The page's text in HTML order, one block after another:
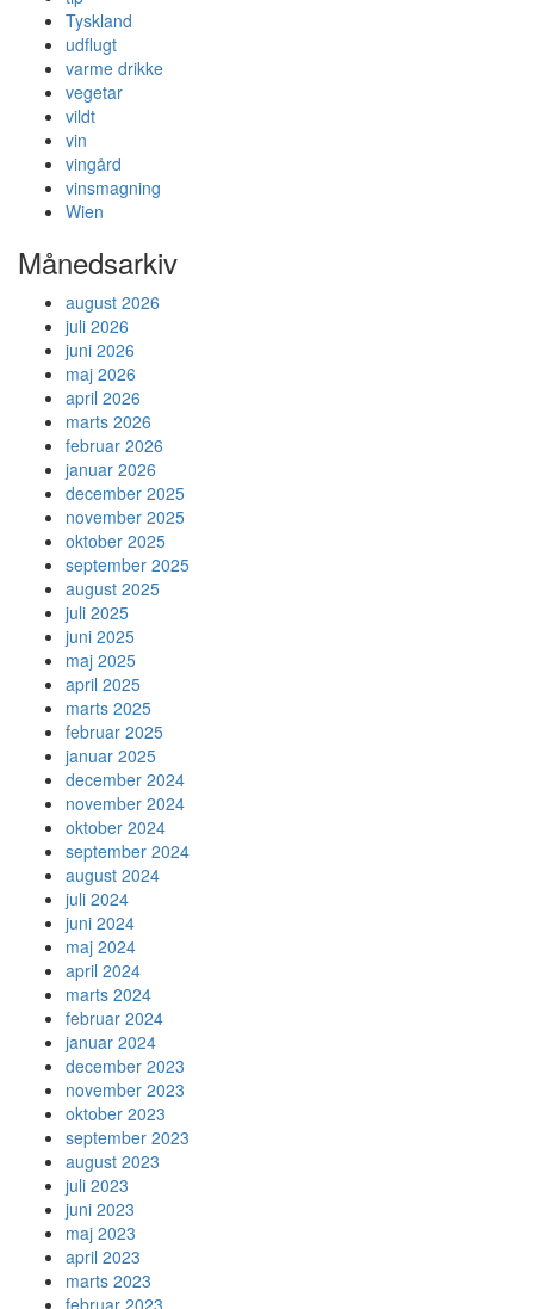
Tyskland
udflugt
varme drikke
vegetar
vildt
vin
vingård
vinsmagning
Wien
Månedsarkiv
august 2026
juli 2026
juni 2026
maj 2026
april 2026
marts 2026
februar 2026
januar 2026
december 2025
november 2025
oktober 2025
september 2025
august 2025
juli 2025
juni 2025
maj 2025
april 2025
marts 2025
februar 2025
januar 2025
december 2024
november 2024
oktober 2024
september 2024
august 2024
juli 2024
juni 2024
maj 2024
april 2024
marts 2024
februar 2024
januar 2024
december 2023
november 2023
oktober 2023
september 2023
august 2023
juli 2023
juni 2023
maj 2023
april 2023
marts 2023
februar 2023